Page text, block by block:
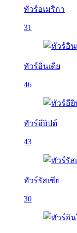
ทัวร์อเมริกา
31
ทัวร์อินเดีย
46
ทัวร์อียิปต์
43
ทัวร์รัสเซีย
30